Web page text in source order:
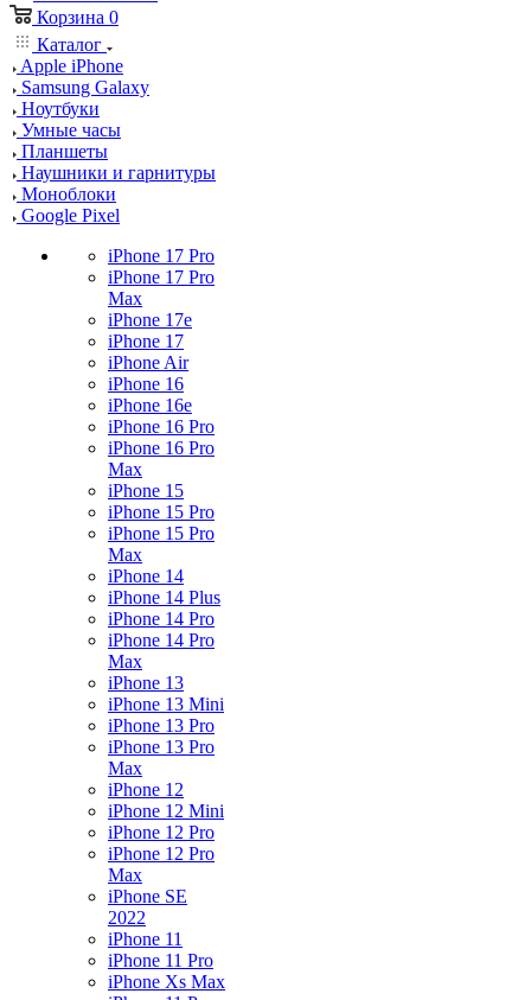
Корзина 0
Каталог
Apple iPhone
Samsung Galaxy
Ноутбуки
Умные часы
Планшеты
Наушники и гарнитуры
Моноблоки
Google Pixel
iPhone 17 Pro
iPhone 17 Pro
Max
iPhone 17e
iPhone 17
iPhone Air
iPhone 16
iPhone 16e
iPhone 16 Pro
iPhone 16 Pro
Max
iPhone 15
iPhone 15 Pro
iPhone 15 Pro
Max
iPhone 14
iPhone 14 Plus
iPhone 14 Pro
iPhone 14 Pro
Max
iPhone 13
iPhone 13 Mini
iPhone 13 Pro
iPhone 13 Pro
Max
iPhone 12
iPhone 12 Mini
iPhone 12 Pro
iPhone 12 Pro
Max
iPhone SE
2022
iPhone 11
iPhone 11 Pro
iPhone Xs Max